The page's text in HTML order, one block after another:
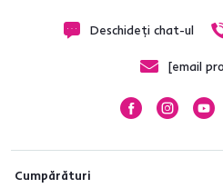
Deschideți chat-ul
[email
Cumpărături